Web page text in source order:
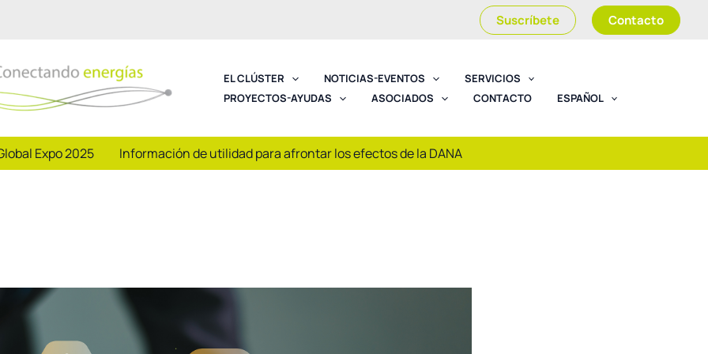
Suscríbete Contacto
EL CLÚSTER NOTICIAS-EVENTOS
SERVICIOS
PROYECTOS-AYUDAS
ASOCIADOS CONTACTO ESPAÑOL
Expo 2025 Información de utilidad para afrontar los efectos de la DANA